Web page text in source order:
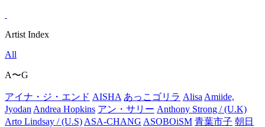
Artist Index
All
A〜G
アイナ・ジ・エンド AISHA あっこゴリラ Alisa Amiide,
Jyodan Andrea Hopkins アン・サリー Anthony Strong / (U.K)
Arto Lindsay / (U.S) ASA-CHANG ASOBOiSM 青葉市子 朝日